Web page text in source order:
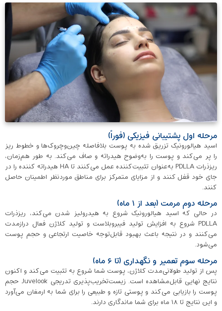
مرحله اول پشتیبانی فیزیکی (فوراً)
اسید هیالورونیک تزریق شده به پوست بلافاصله چین‌وچروک‌ها و خطوط ریز
را پر می‌کند و پوست را به‌وضوح هیدراته و صاف می‌کند. به طور هم‌زمان،
ریزذرات PDLLA به‌عنوان تثبیت‌کننده عمل می‌کنند تا HA هیدراته کننده را در
جای خود قفل کنند و از مزایای متمرکز برای مناطق موردنظر اطمینان حاصل
کنند.
مرحله دوم مرمت (بعد از ۱ ماه)
در حالی که اسید هیالورونیک شروع به هیدرولیز شدن می‌کند، ریزذرات
PDLLA شروع به افزایش تولید فیبروبلاست و تولید کلاژن فعال درازمدت
می‌کنند و در نتیجه باعث بهبود قابل‌توجه خاصیت ارتجاعی و حجم پوست
می‌شود.
مرحله سوم تعمیر و نگهداری (تا ۶ ماه)
پس از تولید طولانی‌مدت کلاژن، پوست شما شروع به تثبیت می‌کند و اکنون
نتایج نهایی قابل‌مشاهده است. زیست‌تخریب‌پذیری تدریجی Juvelook حجم
پوست را بازیابی می‌کند و پوستی تازه و طبیعی را برای شما به ارمغان می‌آورد
و این نتایج تا ۱۸ ماه برای شما ماندگاری دارند.